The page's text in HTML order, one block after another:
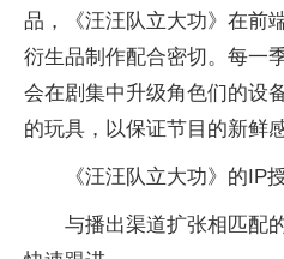
品，《汪汪队立大功》在前
衍生品制作配合密切。每一
会在剧集中升级角色们的设
的玩具，以保证节目的新鲜
《汪汪队立大功》的IP
与播出渠道扩张相匹配